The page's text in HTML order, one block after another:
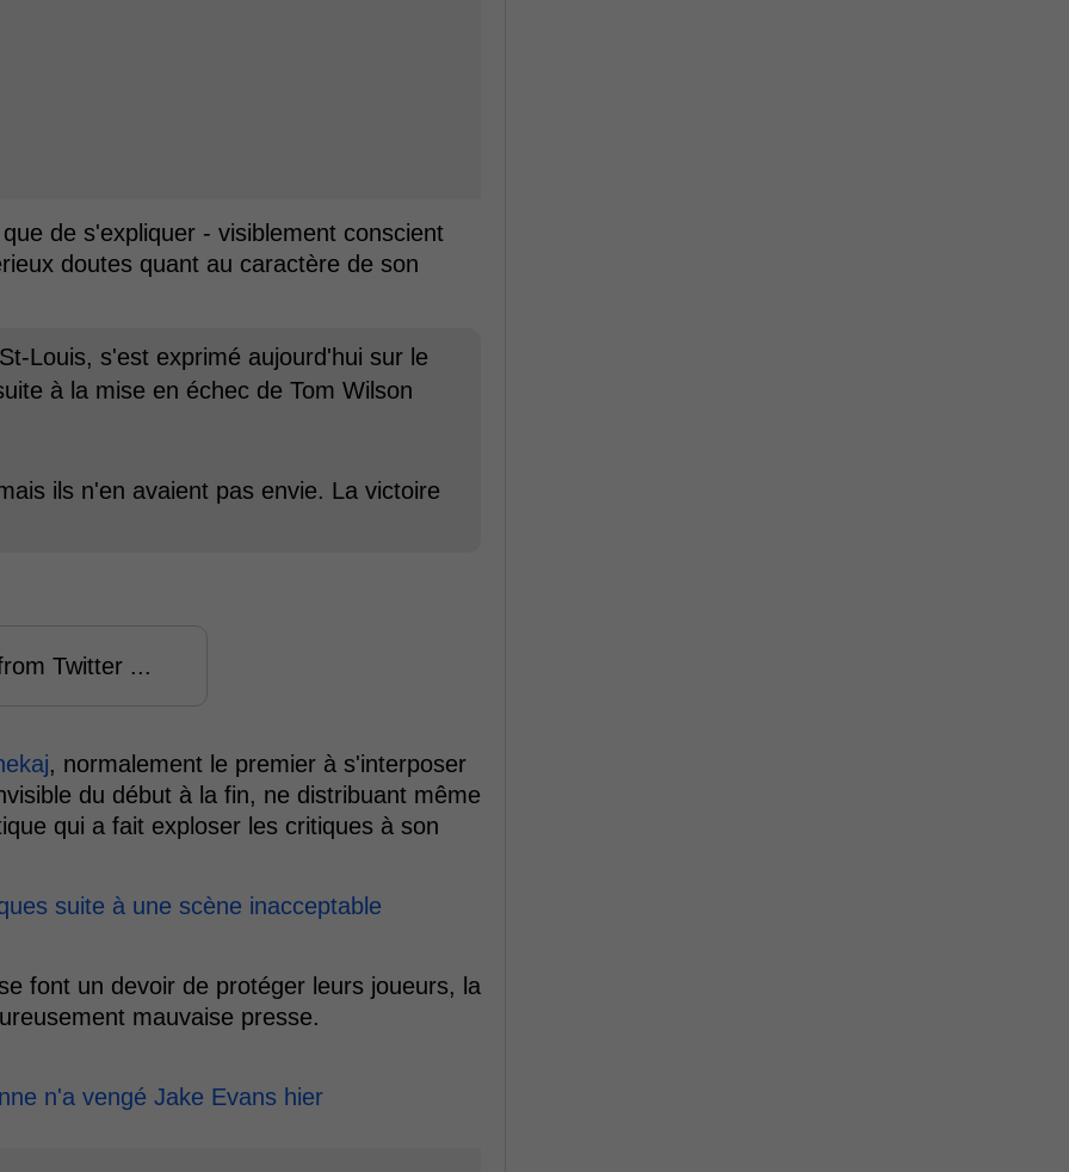
de s'expliquer - visiblement conscient
doutes quant au caractère de son
Louis, s'est exprimé aujourd'hui sur le
à la mise en échec de Tom Wilson
ils n'en avaient pas envie. La victoire
Twitter ...
, normalement le premier à s'interposer
du début à la fin, ne distribuant même
qui a fait exploser les critiques à son
suite à une scène inacceptable
font un devoir de protéger leurs joueurs, la
mauvaise presse.
n'a vengé Jake Evans hier